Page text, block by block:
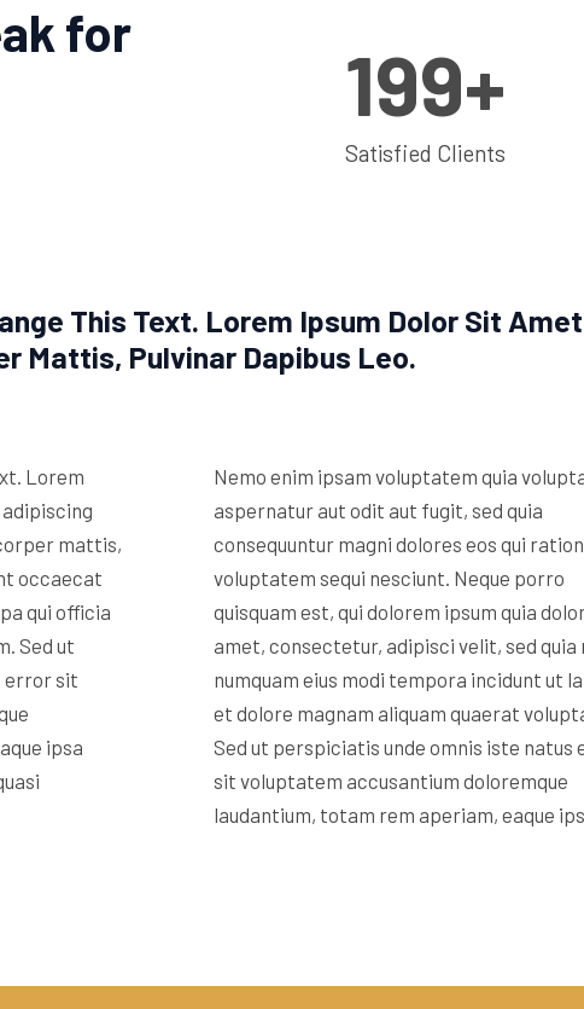
for
Satisfied Clients
200+
This Text. Lorem Ipsum Dolor Sit
Mattis, Pulvinar Dapibus Leo.
Lorem
mattis,
occaecat
qui officia
Sed ut
error sit
ipsa
Nemo enim ipsam voluptatem quia
aspernatur aut odit aut fugit, sed quia
consequuntur magni dolores eos qui
voluptatem sequi nesciunt. Neque porro
quisquam est, qui dolorem ipsum quia
amet, consectetur, adipisci velit, sed quia
numquam eius modi tempora incidunt ut
et dolore magnam aliquam quaerat
Sed ut perspiciatis unde omnis iste natus
sit voluptatem accusantium doloremque
laudantium, totam rem aperiam, eaque